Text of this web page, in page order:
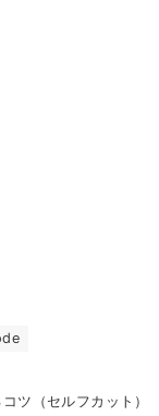
ツ（セルフカット）